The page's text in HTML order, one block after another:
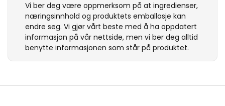
Vi ber deg være oppmerksom på at ingredienser,
næringsinnhold og produktets emballasje kan
endre seg. Vi gjør vårt beste med å ha oppdatert
informasjon på vår nettside, men vi ber deg alltid
benytte informasjonen som står på produktet.